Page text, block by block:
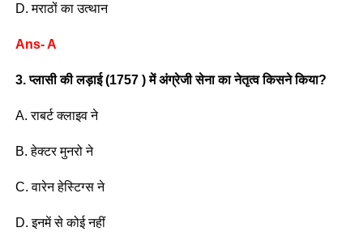
D. मराठों का उत्थान
Ans- A
3. प्लासी की लड़ाई (1757 ) में अंग्रेजी सेना का नेतृत्व किसने किया?
A. राबर्ट क्लाइव ने
B. हेक्टर मुनरो ने
C. वारेन हेस्टिग्स ने
D. इनमें से कोई नहीं